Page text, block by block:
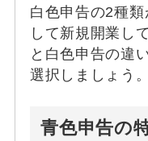
白色申告の2種
して新規開業し
と白色申告の違
選択しましょう。
青色申告の